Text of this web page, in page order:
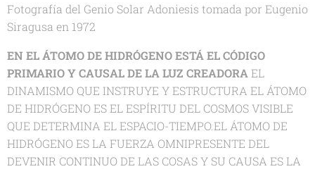
Fotografía del Genio Solar Adoniesis tomada por Eugenio
Siragusa en 1972
EN EL ÁTOMO DE HIDRÓGENO ESTÁ EL CÓDIGO
PRIMARIO Y CAUSAL DE LA LUZ CREADORA EL
DINAMISMO QUE INSTRUYE Y ESTRUCTURA EL ÁTOMO
DE HIDRÓGENO ES EL ESPÍRITU DEL COSMOS VISIBLE
QUE DETERMINA EL ESPACIO-TIEMPO.EL ÁTOMO DE
HIDRÓGENO ES LA FUERZA OMNIPRESENTE DEL
DEVENIR CONTINUO DE LAS COSAS Y SU CAUSA ES LA